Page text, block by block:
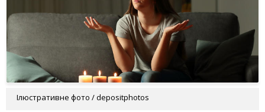
Ілюстративне фото / depositphotos